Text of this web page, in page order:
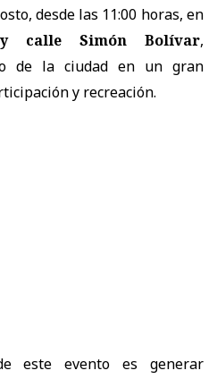
desde las 11:00 horas, en
calle Simón Bolívar,
de la ciudad en un gran
y recreación.
este evento es generar